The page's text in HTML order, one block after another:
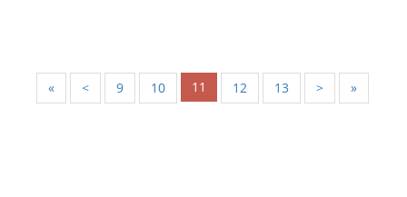
« < 9 10 11 12 13 > »